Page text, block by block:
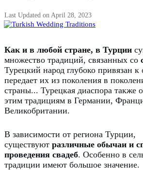
Last Updated on April 28, 2023
Как и в любой стране, в Турции
множество традиций, связанных со
Турецкий народ глубоко привязан
передает их из поколения в
страны... Турецкая диаспора также
этим традициям в Германии,
Великобритании.
В зависимости от региона Турции,
существуют различные обычаи и
проведения свадеб. Особенно в
традиции имеют большое значение.